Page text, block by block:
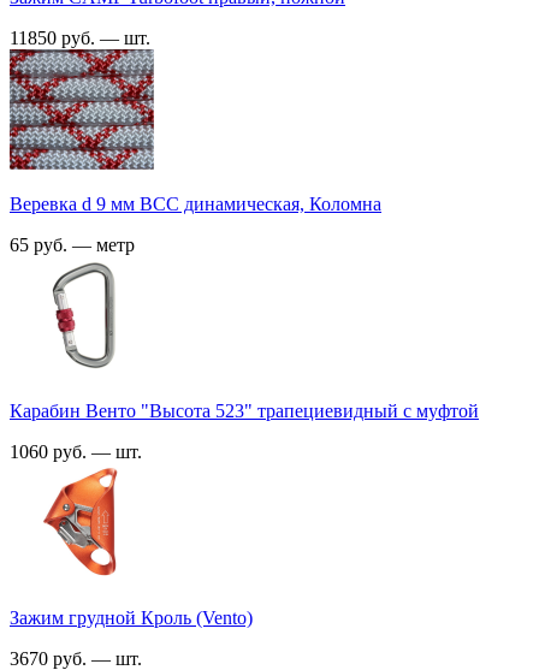
11850 руб. — шт.
Веревка d 9 мм ВСС динамическая, Коломна
65 руб. — метр
Карабин Венто "Высота 523" трапециевидный с муфтой
1060 руб. — шт.
Зажим грудной Кроль (Vento)
3670 руб. — шт.